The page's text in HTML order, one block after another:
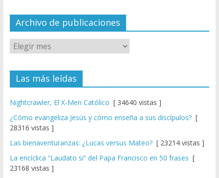
el
Archivo de publicaciones
Las más leídas
Nightcrawler, El X-Men Católico [ 34640 vistas ]
¿Cómo evangeliza Jesús y cómo enseña a sus discípulos?[
28316 vistas ]
Las bienaventuranzas: ¿Lucas versus Mateo?[ 23214 vistas ]
La encíclica “Laudato si” del Papa Francisco en 50 frases [
23168 vistas ]